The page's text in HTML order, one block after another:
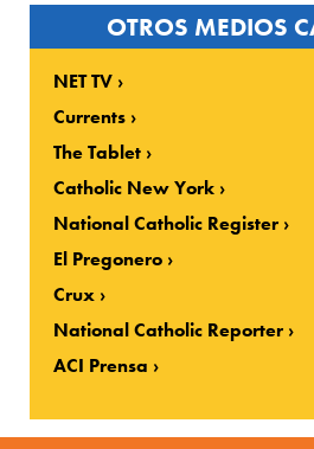
OTROS MEDIOS
NET TV
Currents
The Tablet
Catholic New York
National Catholic Register
El Pregonero
Crux
National Catholic Reporter
ACI Prensa